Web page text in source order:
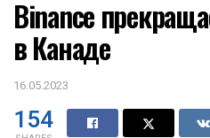
Binance
в Канаде
16.05.2023
154